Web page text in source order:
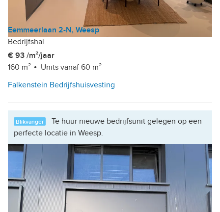
Eemmeerlaan 2-N, Weesp
Bedrijfshal
€ 93 /m²/jaar
160 m²
Units vanaf 60 m²
Falkenstein Bedrijfshuisvesting
Blikvanger
Te huur nieuwe bedrijfsunit gelegen op een
perfecte locatie in Weesp.